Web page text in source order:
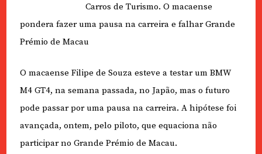
Carros de Turismo. O macaense
pondera fazer uma pausa na carreira e falhar Grande
Prémio de Macau
O macaense Filipe de Souza esteve a testar um BMW
M4 GT4, na semana passada, no Japão, mas o futuro
pode passar por uma pausa na carreira. A hipótese foi
avançada, ontem, pelo piloto, que equaciona não
participar no Grande Prémio de Macau.